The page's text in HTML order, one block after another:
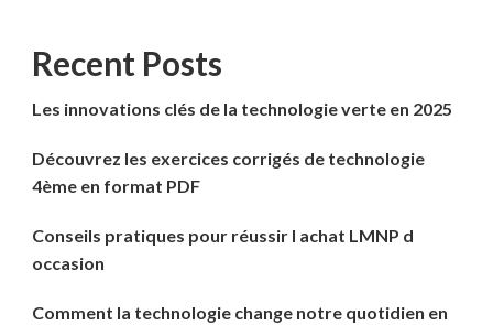
Recent Posts
Les innovations clés de la technologie verte en 2025
Découvrez les exercices corrigés de technologie
4ème en format PDF
Conseils pratiques pour réussir l achat LMNP d
occasion
Comment la technologie change notre quotidien en